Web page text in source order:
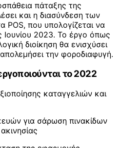
πάταξης της
και η διασύνδεση των
που υπολογίζεται να
Ιουνίου 2023. Το έργο όπως
διοίκηση θα ενισχύσει
την φοροδιαφυγή.
το 2022
καταγγελιών και
για σάρωση πινακίδων